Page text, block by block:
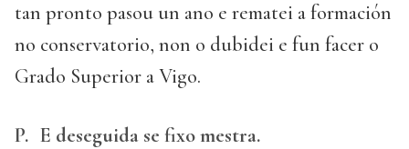
tan pronto pasou un ano e rematei a formación
no conservatorio, non o dubidei e fun facer o
Grado Superior a Vigo.
P. E deseguida se fixo mestra.